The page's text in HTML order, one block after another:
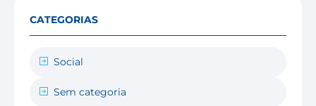
CATEGORIAS
Social
Sem categoria